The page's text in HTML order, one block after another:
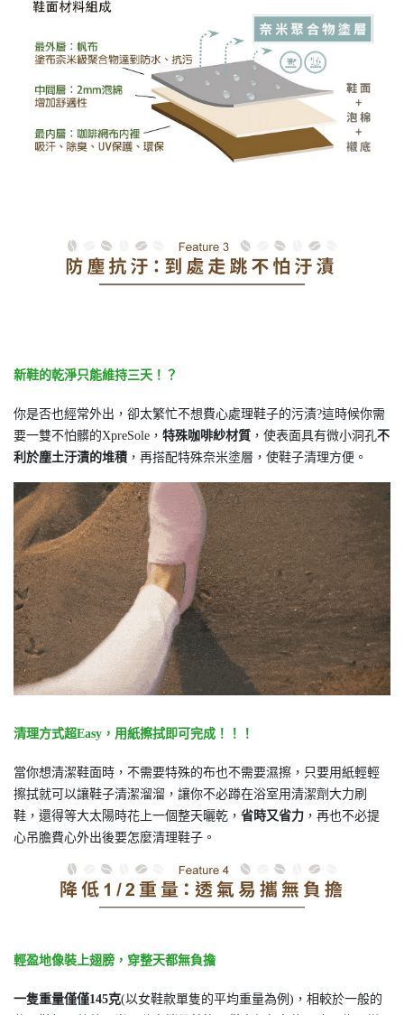
新鞋的乾淨只能維持三天！？
你是否也經常外出，卻太繁忙不想費心處理鞋子的污漬?這時候你需
要一雙不怕髒的XpreSole， 特殊咖啡紗材質 ，使表面具有微小洞孔不
利於塵土汙漬的堆積 ，再搭配特殊奈米塗層，使鞋子清理方便。
清理方式超Easy，用紙擦拭即可完成！！！
當你想清潔鞋面時，不需要特殊的布也不需要濕擦，只要用紙輕輕
擦拭就可以讓鞋子清潔溜溜，讓你不必蹲在浴室用清潔劑大力刷
鞋，還得等大太陽時花上一個整天曬乾， 省時又省力 ，再也不必提
心吊膽費心外出後要怎麼清理鞋子。
輕盈地像裝上翅膀，穿整天都無負擔
一隻重量僅僅145克(以女鞋款單隻的平均重量為例)，相較於一般的